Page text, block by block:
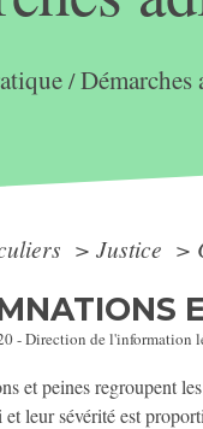
/
> Justice >
- Direction de l'information
et peines regroupent
et leur sévérité est